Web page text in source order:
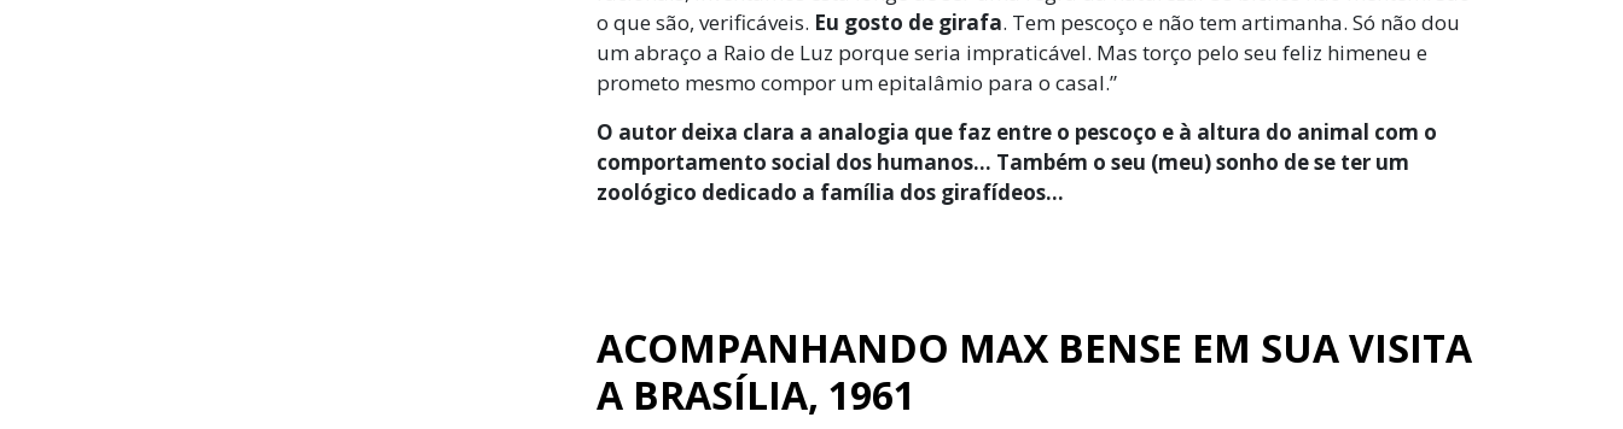
o que são, verificáveis. Eu gosto de girafa. Tem pescoço e não tem artimanha. Só não dou
um abraço a Raio de Luz porque seria impraticável. Mas torço pelo seu feliz himeneu e
prometo mesmo compor um epitalâmio para o casal.”
O autor deixa clara a analogia que faz entre o pescoço e à altura do animal com o
comportamento social dos humanos… Também o seu (meu) sonho de se ter um
zoológico dedicado a família dos girafídeos…
ACOMPANHANDO MAX BENSE EM SUA VISITA
A BRASÍLIA, 1961